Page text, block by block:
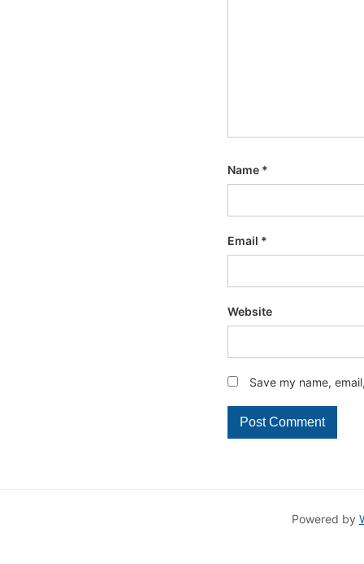
Name *
Email *
Website
Save my name,
Powered by